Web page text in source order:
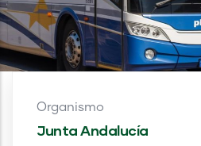
Organismo
Junta Andalucía